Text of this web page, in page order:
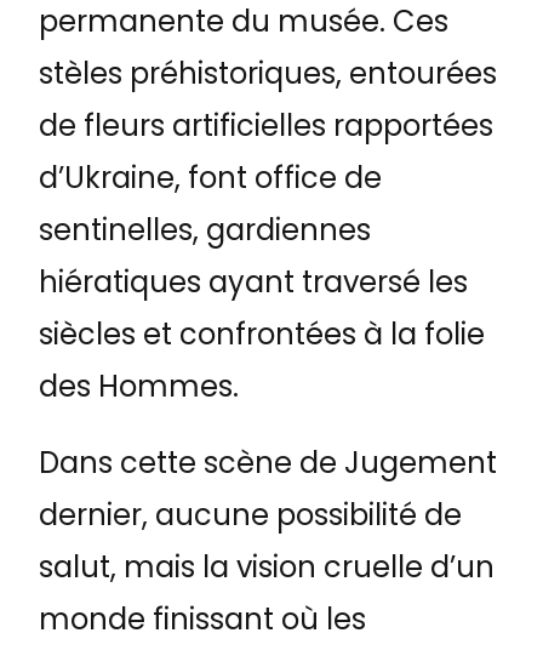
permanente du musée. Ces
stèles préhistoriques, entourées
de fleurs artificielles rapportées
d’Ukraine, font office de
sentinelles, gardiennes
hiératiques ayant traversé les
siècles et confrontées à la folie
des Hommes.
Dans cette scène de Jugement
dernier, aucune possibilité de
salut, mais la vision cruelle d’un
monde finissant où les